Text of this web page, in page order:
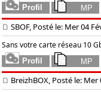
SBOF, Posté le: Mer 04
Sans votre carte réseau 10
BreizhBOX, Posté le: Mer